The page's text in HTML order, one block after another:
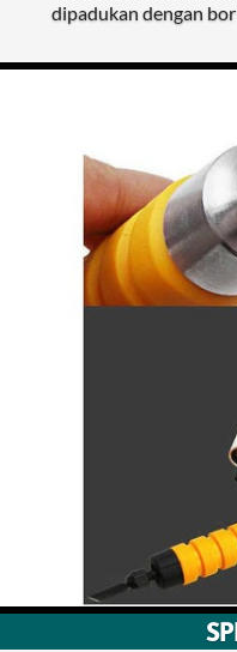
dipadukan dengan